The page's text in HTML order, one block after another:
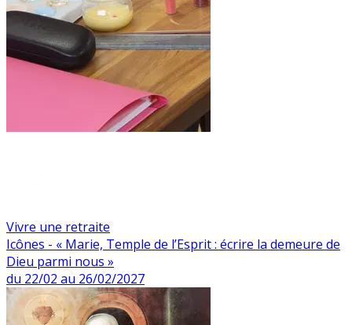
Vivre une retraite
Icônes - « Marie, Temple de l’Esprit : écrire la demeure de
Dieu parmi nous »
du 22/02 au 26/02/2027